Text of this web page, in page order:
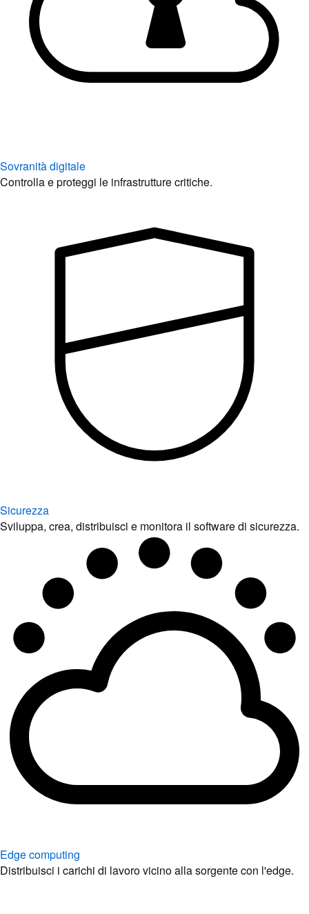
Sovranità digitale
Controlla e proteggi le infrastrutture critiche.
Sicurezza
Sviluppa, crea, distribuisci e monitora il software di sicurezza.
Edge computing
Distribuisci i carichi di lavoro vicino alla sorgente con l'edge.